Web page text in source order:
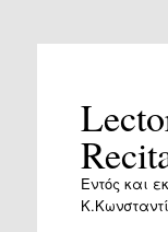
Εντός και